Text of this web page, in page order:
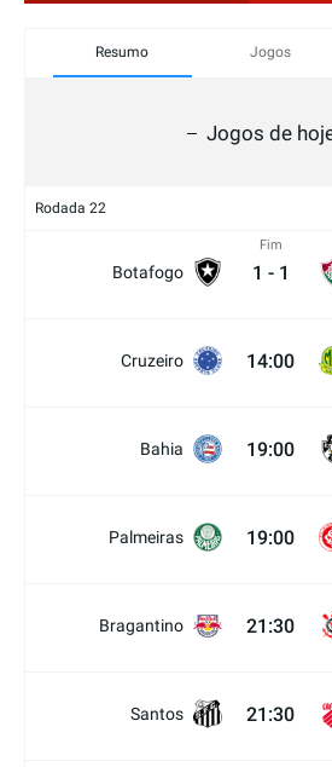
Resumo Jogos
Jogos de
Rodada 22
Botafogo
Fim
1 - 1
Cruzeiro 14:00
Bahia 19:00
Palmeiras 19:00
Bragantino 21:30
Santos 21:30